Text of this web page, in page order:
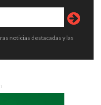
noticias destacadas y las